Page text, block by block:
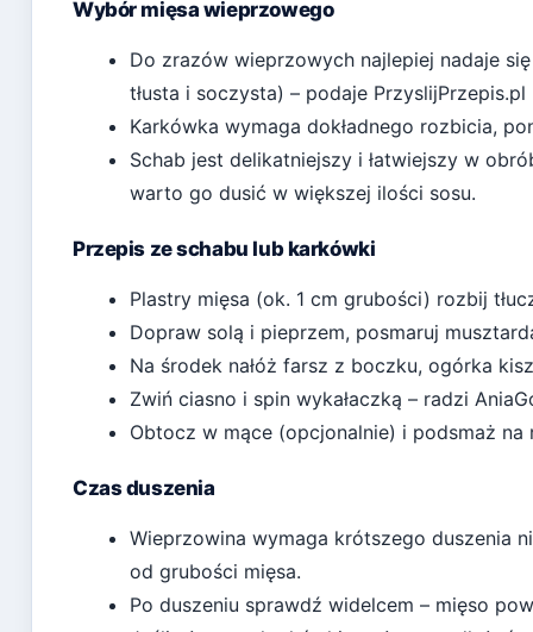
Wybór mięsa wieprzowego
Do zrazów wieprzowych najlepiej nadaje
tłusta i soczysta) – podaje
Karkówka wymaga dokładnego rozbicia,
Schab jest delikatniejszy i łatwiejszy w
warto go dusić w większej ilości sosu.
Przepis ze schabu lub karkówki
Plastry mięsa (ok. 1 cm grubości) rozbij
Dopraw solą i pieprzem, posmaruj
Na środek nałóż farsz z boczku, ogórka
Zwiń ciasno i spin wykałaczką – radzi
Obtocz w mące (opcjonalnie) i podsmaż na
Czas duszenia
Wieprzowina wymaga krótszego duszenia
od grubości mięsa.
Po duszeniu sprawdź widelcem – mięso